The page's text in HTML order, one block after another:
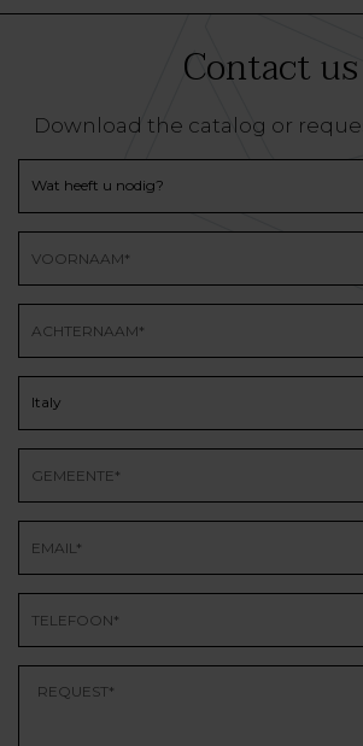
Contact us
Download the catalog or